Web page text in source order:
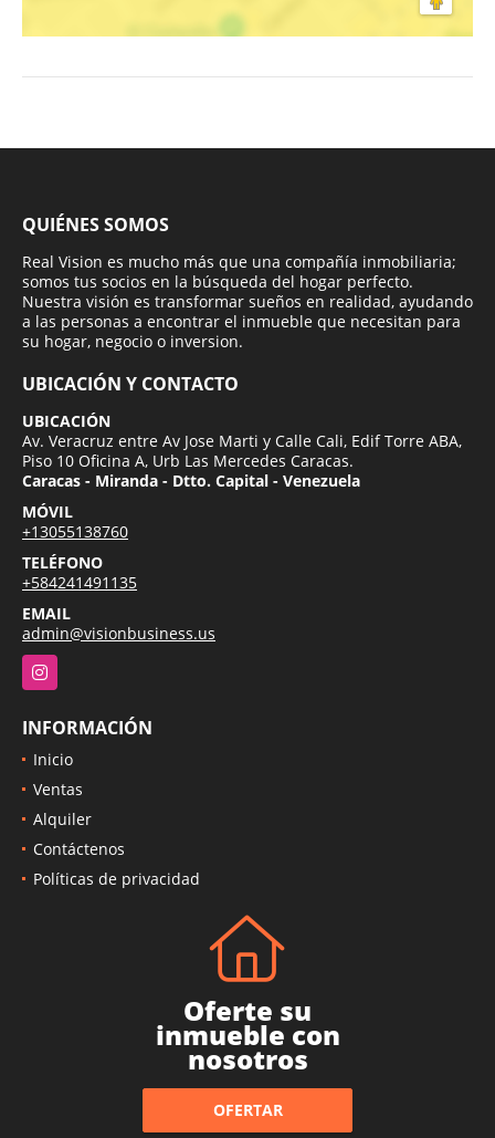
QUIÉNES SOMOS
Real Vision es mucho más que una compañía inmobiliaria;
somos tus socios en la búsqueda del hogar perfecto.
Nuestra visión es transformar sueños en realidad, ayudando
a las personas a encontrar el inmueble que necesitan para
su hogar, negocio o inversion.
UBICACIÓN Y CONTACTO
UBICACIÓN
Av. Veracruz entre Av Jose Marti y Calle Cali, Edif Torre ABA,
Piso 10 Oficina A, Urb Las Mercedes Caracas.
Caracas - Miranda - Dtto. Capital - Venezuela
MÓVIL
+13055138760
TELÉFONO
+584241491135
EMAIL
admin@visionbusiness.us
Instagram
INFORMACIÓN
Inicio
Ventas
Alquiler
Contáctenos
Políticas de privacidad
Oferte su
inmueble con
nosotros
OFERTAR